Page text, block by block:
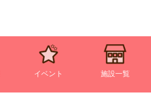
イベント 施設一覧